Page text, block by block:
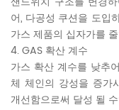
어, 다공성 쿠션을 도입
가스 제품의 십자가를
4. GAS 확산 계수
가스 확산 계수를 낮추
체 체인의 강성을 증가
개선함으로써 달성 될